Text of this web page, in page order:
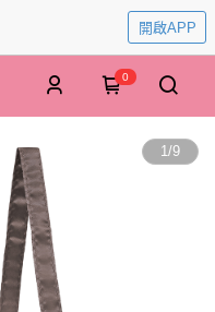
開啟APP
0
1/9